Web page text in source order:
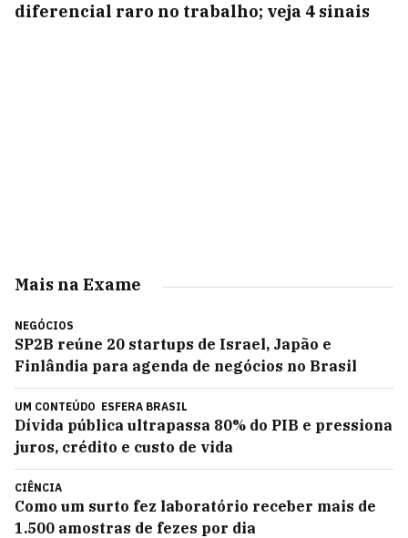
diferencial raro no trabalho; veja 4 sinais
Mais na Exame
NEGÓCIOS
SP2B reúne 20 startups de Israel, Japão e
Finlândia para agenda de negócios no Brasil
UM CONTEÚDO ESFERA BRASIL
Dívida pública ultrapassa 80% do PIB e pressiona
juros, crédito e custo de vida
CIÊNCIA
Como um surto fez laboratório receber mais de
1.500 amostras de fezes por dia